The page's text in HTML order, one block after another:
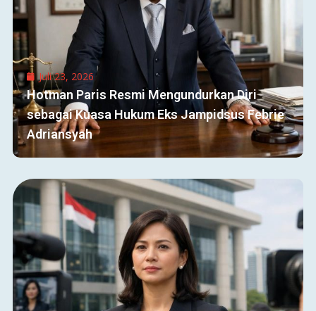
Juli 23, 2026
Hotman Paris Resmi Mengundurkan Diri
sebagai Kuasa Hukum Eks Jampidsus Febrie
Adriansyah